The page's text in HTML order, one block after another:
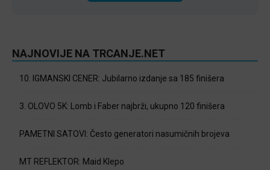
NAJNOVIJE NA TRCANJE.NET
10. IGMANSKI CENER: Jubilarno izdanje sa 185 finišera
3. OLOVO 5K: Lomb i Faber najbrži, ukupno 120 finišera
PAMETNI SATOVI: Često generatori nasumičnih brojeva
MT REFLEKTOR: Maid Klepo